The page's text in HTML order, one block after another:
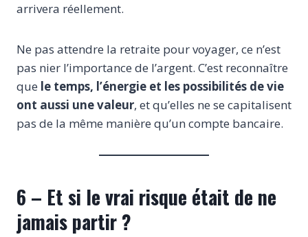
arrivera réellement.
Ne pas attendre la retraite pour voyager, ce n’est
pas nier l’importance de l’argent. C’est reconnaître
que le temps, l’énergie et les possibilités de vie
ont aussi une valeur, et qu’elles ne se capitalisent
pas de la même manière qu’un compte bancaire.
6 – Et si le vrai risque était de ne
jamais partir ?